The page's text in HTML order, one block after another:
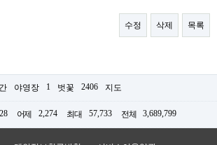
수정 삭제 목록
야영장 1 벗꽃 2406 지도
어제 2,274 최대 57,733 전체 3,689,799